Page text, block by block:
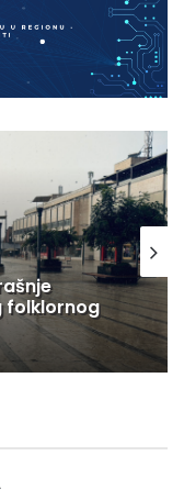
folklornog
slabije